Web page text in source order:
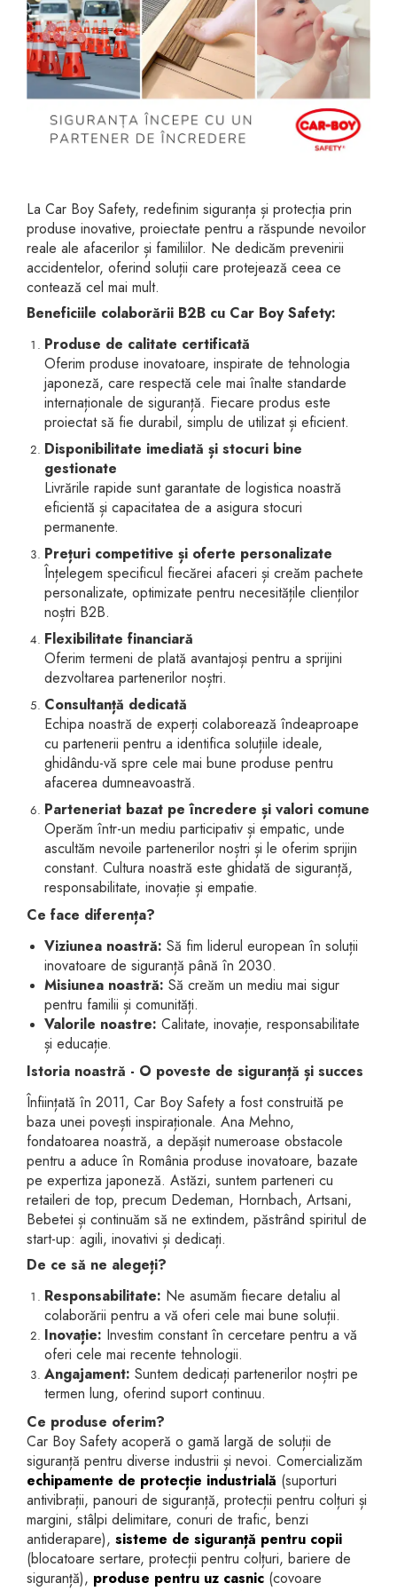
Produse de protecție
mobilier industrial
Bandă avertizare
Cărucioare copii
Accesorii Cărucioare
Set protecții copii
Scaune auto copii
Siguranță auto copii
camera copiilor
Incălzitoare biberoane
copii
Termosuri, recipiente
mâncare pentru copii
Suzete bebe
Termometre copii
Căști antifonice copii și
dopuri de urechi
Produse îngrijire copii
Igiena copii
Jocuri de familie sau grup
Masinute, avioane,
motociclete
Jocuri de pictura si desen
Jucarii muzicale
Biciclete și Triciclete
La Car Boy Safety, redefinim siguranța și protecția prin
produse inovative, proiectate pentru a răspunde nevoilor
reale ale afacerilor și familiilor. Ne dedicăm prevenirii
accidentelor, oferind soluții care protejează ceea ce
contează cel mai mult.
Beneficiile colaborării B2B cu Car Boy Safety:
Produse de calitate certificată
Oferim produse inovatoare, inspirate de tehnologia
japoneză, care respectă cele mai înalte standarde
internaționale de siguranță. Fiecare produs este
proiectat să fie durabil, simplu de utilizat și eficient.
Disponibilitate imediată și stocuri bine
gestionate
Livrările rapide sunt garantate de logistica noastră
eficientă și capacitatea de a asigura stocuri
permanente.
Prețuri competitive și oferte personalizate
Înțelegem specificul fiecărei afaceri și creăm pachete
personalizate, optimizate pentru necesitățile clienților
noștri B2B.
Flexibilitate financiară
Oferim termeni de plată avantajoși pentru a sprijini
dezvoltarea partenerilor noștri.
Consultanță dedicată
Echipa noastră de experți colaborează îndeaproape
cu partenerii pentru a identifica soluțiile ideale,
ghidându-vă spre cele mai bune produse pentru
afacerea dumneavoastră.
Parteneriat bazat pe încredere și valori comune
Operăm într-un mediu participativ și empatic, unde
ascultăm nevoile partenerilor noștri și le oferim sprijin
constant. Cultura noastră este ghidată de siguranță,
responsabilitate, inovație și empatie.
Ce face diferența?
Viziunea noastră: Să fim liderul european în soluții
inovatoare de siguranță până în 2030.
Misiunea noastră: Să creăm un mediu mai sigur
pentru familii și comunități.
Valorile noastre: Calitate, inovație, responsabilitate
și educație.
Istoria noastră - O poveste de siguranță și succes
Înființată în 2011, Car Boy Safety a fost construită pe
baza unei povești inspiraționale. Ana Mehno,
fondatoarea noastră, a depășit numeroase obstacole
pentru a aduce în România produse inovatoare, bazate
pe expertiza japoneză. Astăzi, suntem parteneri cu
retaileri de top, precum Dedeman, Hornbach, Artsani,
Bebetei și continuăm să ne extindem, păstrând spiritul de
start-up: agili, inovativi și dedicați.
De ce să ne alegeți?
Responsabilitate: Ne asumăm fiecare detaliu al
colaborării pentru a vă oferi cele mai bune soluții.
Inovație: Investim constant în cercetare pentru a vă
oferi cele mai recente tehnologii.
Angajament: Suntem dedicați partenerilor noștri pe
termen lung, oferind suport continuu.
Ce produse oferim?
Car Boy Safety acoperă o gamă largă de soluții de
siguranță pentru diverse industrii și nevoi. Comercializăm
echipamente de protecție industrială (suporturi
antivibrații, panouri de siguranță, protecții pentru colțuri și
margini, stâlpi delimitare, conuri de trafic, benzi
antiderapare), sisteme de siguranță pentru copii
(blocatoare sertare, protecții pentru colțuri, bariere de
siguranță), produse pentru uz casnic (covoare